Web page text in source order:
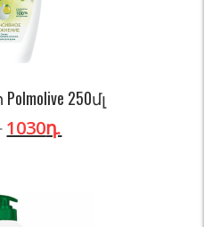
250մլ
1030դ.